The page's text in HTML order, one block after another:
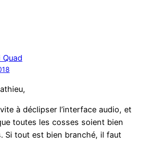
à déclipser l’interface audio, et
toutes les cosses soient bien
Si tout est bien branché, il faut